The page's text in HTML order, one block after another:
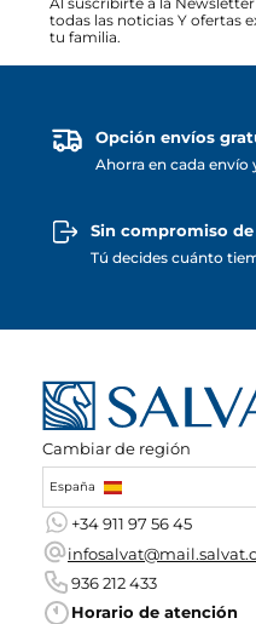
todas las noticias Y ofertas
tu familia.
Opción envíos
Ahorra en cada
Sin compromiso
Tú decides cuánto
Cambiar de región
España
+34 911 97 56 45
936 212 433
Horario de atención